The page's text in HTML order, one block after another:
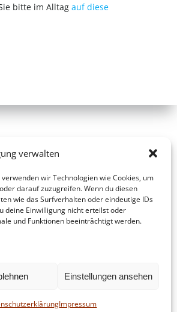
verwalten
wir Technologien wie Cookies, um
darauf zuzugreifen. Wenn du diesen
wie das Surfverhalten oder eindeutige IDs
deine Einwilligung nicht erteilst oder
und Funktionen beeinträchtigt werden.
Einstellungen ansehen
Impressum
bitte im Alltag auf diese